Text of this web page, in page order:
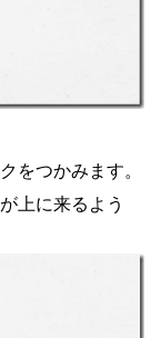
をつかみます。
上に来るよう